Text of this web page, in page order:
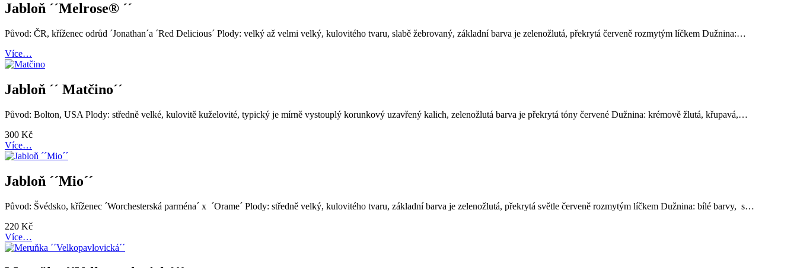
Jabloň ´´Melrose® ´´
Původ: ČR, kříženec odrůd ´Jonathan´a ´Red Delicious´ Plody: velký až velmi velký, kulovitého tvaru, slabě žebrovaný, základní barva je zelenožlutá, překrytá červeně rozmytým líčkem Dužnina:…
Více…
Jabloň ´´ Matčino´´
Původ: Bolton, USA Plody: středně velké, kulovitě kuželovité, typický je mírně vystouplý korunkový uzavřený kalich, zelenožlutá barva je překrytá tóny červené Dužnina: krémově žlutá, křupavá,…
300 Kč
Více…
Jabloň ´´Mio´´
Původ: Švédsko, kříženec ´Worchesterská parména´ x ´Orame´ Plody: středně velký, kulovitého tvaru, základní barva je zelenožlutá, překrytá světle červeně rozmytým líčkem Dužnina: bílé barvy, s…
220 Kč
Více…